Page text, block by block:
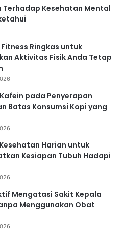
Terhadap Kesehatan Mental
Ringkas untuk
Aktivitas Fisik Anda Tetap
pada Penyerapan
Batas Konsumsi Kopi yang
Harian untuk
Kesiapan Tubuh Hadapi
Mengatasi Sakit Kepala
Menggunakan Obat